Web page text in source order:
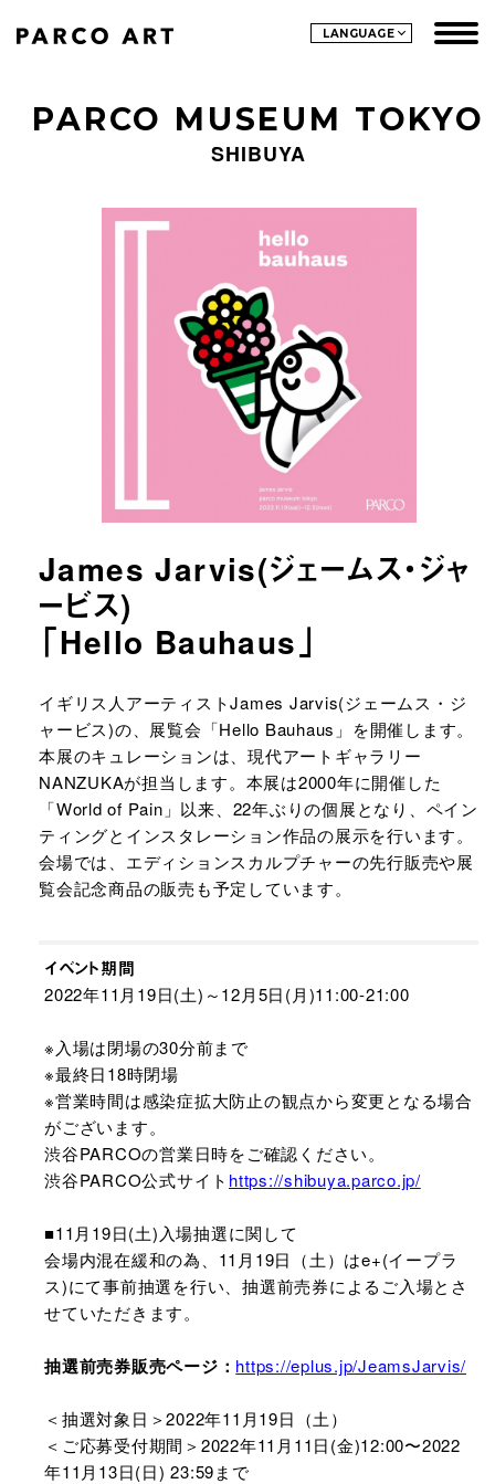
LANGUAGE
PARCO MUSEUM TOKYO
SHIBUYA
James Jarvis(ジェームス・ジャ
ービス)
「Hello Bauhaus」
URLをコピーする
イギリス人アーティストJames Jarvis(ジェームス・ジ
ャービス)の、展覧会「Hello Bauhaus」を開催します。
本展のキュレーションは、現代アートギャラリー
NANZUKAが担当します。本展は2000年に開催した
「World of Pain」以来、22年ぶりの個展となり、ペイン
ティングとインスタレーション作品の展示を行います。
会場では、エディションスカルプチャーの先行販売や展
覧会記念商品の販売も予定しています。
イベント期間
2022年11月19日(土)～12月5日(月)11:00-21:00
※入場は閉場の30分前まで
※最終日18時閉場
※営業時間は感染症拡大防止の観点から変更となる場合
がございます。
渋谷PARCOの営業日時をご確認ください。
渋谷PARCO公式サイト https://shibuya.parco.jp/
■11月19日(土)入場抽選に関して
会場内混在緩和の為、11月19日（土）はe+(イープラ
ス)にて事前抽選を行い、抽選前売券によるご入場とさ
せていただきます。
抽選前売券販売ページ： https://eplus.jp/JeamsJarvis/
＜抽選対象日＞2022年11月19日（土）
＜ご応募受付期間＞2022年11月11日(金)12:00〜2022
年11月13日(日) 23:59まで